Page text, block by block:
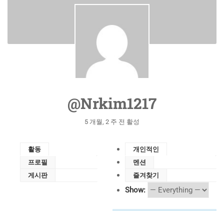
@nrkim1217
5 개월, 2 주 전 활성
활동
프로필
게시판
개인적인
멘션
즐겨찾기
Show: